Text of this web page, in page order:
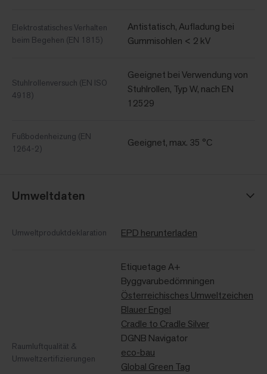
Elektrostatisches Verhalten
beim Begehen (EN 1815)
Antistatisch, Aufladung bei
Gummisohlen < 2 kV
Stuhlrollenversuch (EN ISO
4918)
Geeignet bei Verwendung von
Stuhlrollen, Typ W, nach EN
12529
Fußbodenheizung (EN
1264-2)
Geeignet, max. 35 °C
Umweltdaten
Umweltproduktdeklaration EPD herunterladen
Raumluftqualität &
Umweltzertifizierungen
Etiquetage A+
Byggvarubedömningen
Österreichisches Umweltzeichen
Blauer Engel
Cradle to Cradle Silver
DGNB Navigator
eco-bau
Global Green Tag